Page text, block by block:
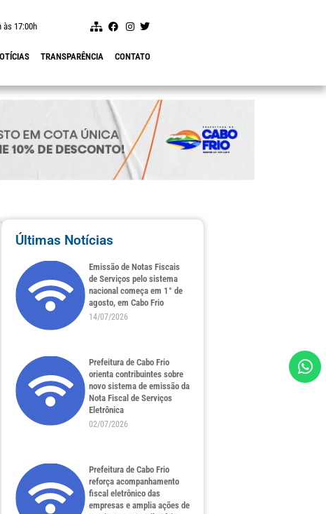
às 17:00h
TRANSPARÊNCIA CONTATO
Últimas Notícias
Emissão de Notas Fiscais
de Serviços pelo sistema
nacional começa em 1° de
agosto, em Cabo Frio
14/07/2026
Prefeitura de Cabo Frio
orienta contribuintes sobre
novo sistema de emissão da
Nota Fiscal de Serviços
Eletrônica
02/07/2026
Prefeitura de Cabo Frio
reforça acompanhamento
fiscal eletrônico das
empresas e amplia ações de